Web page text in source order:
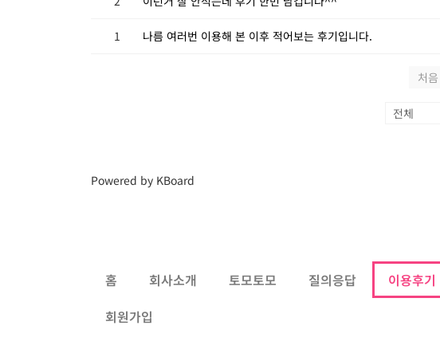
1 나름 여러번 이용해 본 이후 적어보는 후기입니다.
처음
Powered by KBoard
홈 회사소개 토모토모 질의응답 이용후기
회원가입